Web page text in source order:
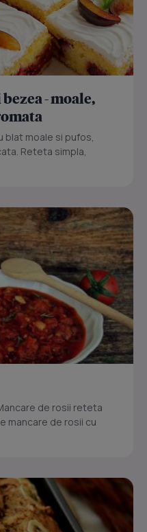
- moale,
blat moale si pufos,
Reteta simpla,
de rosii reteta
mancare de rosii cu